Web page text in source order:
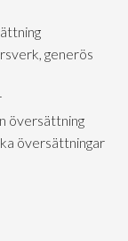
generös
översättning
översättningar